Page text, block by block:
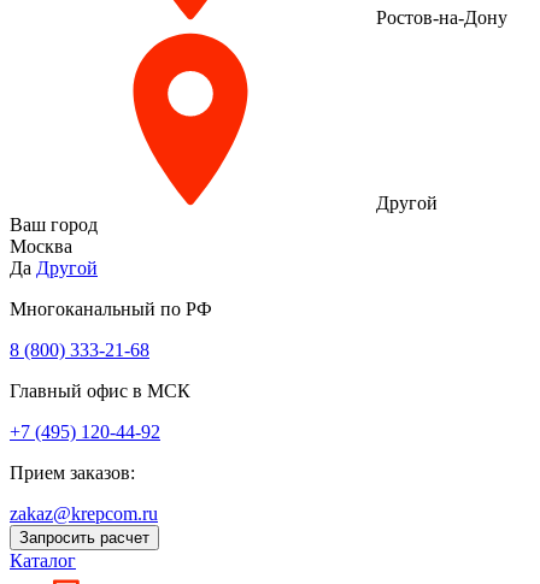
Ростов-на-Дону
Другой
Ваш город
Москва
Да Другой
Многоканальный по РФ
8 (800) 333‑21-68
Главный офис в МСК
+7 (495) 120-44-92
Прием заказов:
zakaz@krepcom.ru
Запросить расчет
Каталог